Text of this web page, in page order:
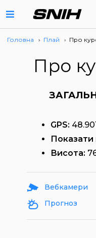
Головна › Плай › Про
Про
GPS:
Показати
Висота:
Вебкамери
Прогноз